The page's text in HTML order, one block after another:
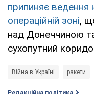
припиняє ведення
операційній зоні,
над Донеччиною
сухопутний
Війна в Україні ракети